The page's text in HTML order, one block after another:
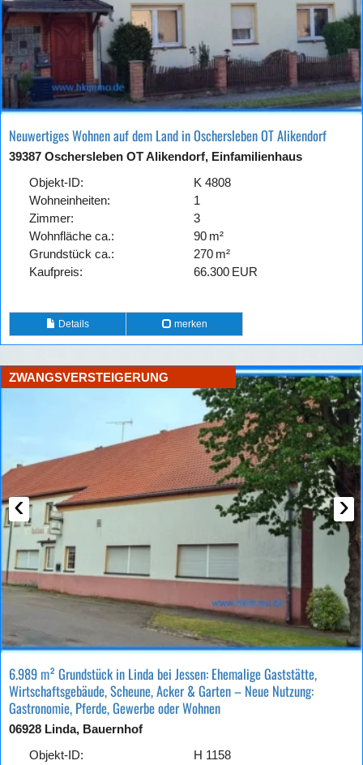
Neuwertiges Wohnen auf dem Land in Oschersleben OT Alikendorf
39387 Oschersleben OT Alikendorf, Einfamilienhaus
Objekt-ID:
K 4808
Wohneinheiten:
1
Zimmer:
3
Wohnfläche ca.:
90 m²
Grund­stück ca.:
270 m²
Kaufpreis:
66.300 EUR
Details merken
‹ ›
ZWANGSVERSTEIGERUNG
6.989 m² Grundstück in Linda bei Jessen: Ehemalige Gaststätte,
Wirtschaftsgebäude, Scheune, Acker & Garten – Neue Nutzung:
Gastronomie, Pferde, Gewerbe oder Wohnen
06928 Linda, Bauernhof
Objekt-ID:
H 1158